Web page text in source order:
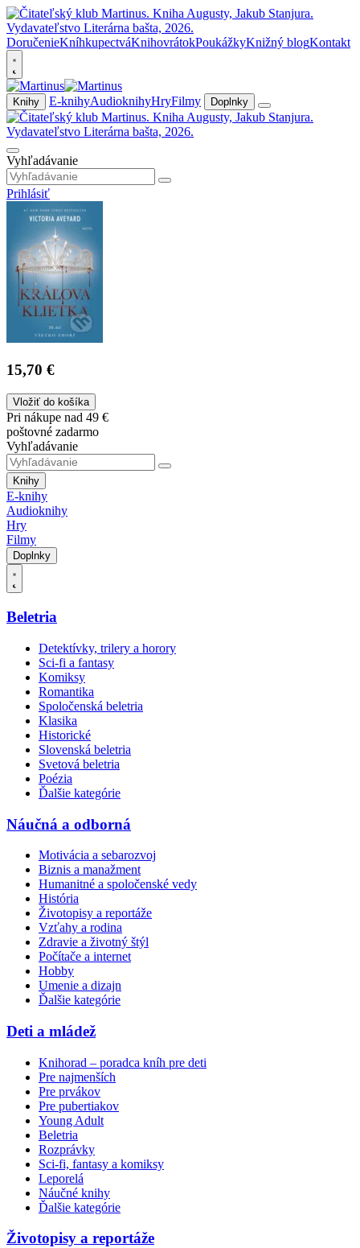
DoručenieKníhkupectváKnihovrátokPoukážkyKnižný blogKontakt
Knihy E-knihyAudioknihyHryFilmy Doplnky
Vyhľadávanie
Prihlásiť
15,70 €
Vložiť do košíka
Pri nákupe nad 49 €
poštovné zadarmo
Vyhľadávanie
Knihy
E-knihy
Audioknihy
Hry
Filmy
Doplnky
Beletria
Detektívky, trilery a horory
Sci-fi a fantasy
Komiksy
Romantika
Spoločenská beletria
Klasika
Historické
Slovenská beletria
Svetová beletria
Poézia
Ďalšie kategórie
Náučná a odborná
Motivácia a sebarozvoj
Biznis a manažment
Humanitné a spoločenské vedy
História
Životopisy a reportáže
Vzťahy a rodina
Zdravie a životný štýl
Počítače a internet
Hobby
Umenie a dizajn
Ďalšie kategórie
Deti a mládež
Knihorad – poradca kníh pre deti
Pre najmenších
Pre prvákov
Pre pubertiakov
Young Adult
Beletria
Rozprávky
Sci-fi, fantasy a komiksy
Leporelá
Náučné knihy
Ďalšie kategórie
Životopisy a reportáže